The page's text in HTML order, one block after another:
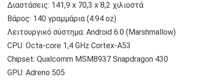
Διαστάσεις: 141,9 x 70,3 x 8,2 χιλιοστά
Βάρος: 140 γραμμάρια (4.94 oz)
Λειτουργικό σύστημα: Android 6.0 (Marshmallow)
CPU: Octa-core 1,4 GHz Cortex-A53
Chipset: Qualcomm MSM8937 Snapdragon 430
GPU: Adreno 505